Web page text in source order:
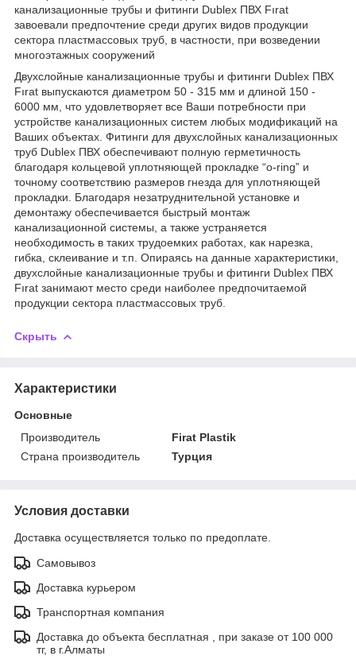
канализационные трубы и фитинги Dublex ПВХ Fırat
завоевали предпочтение среди других видов продукции
сектора пластмассовых труб, в частности, при возведении
многоэтажных сооружений
Двухслойные канализационные трубы и фитинги Dublex ПВХ
Fırat выпускаются диаметром 50 - 315 мм и длиной 150 -
6000 мм, что удовлетворяет все Ваши потребности при
устройстве канализационных систем любых модификаций на
Ваших объектах. Фитинги для двухслойных канализационных
труб Dublex ПВХ обеспечивают полную герметичность
благодаря кольцевой уплотняющей прокладке “o-ring” и
точному соответствию размеров гнезда для уплотняющей
прокладки. Благодаря незатруднительной установке и
демонтажу обеспечивается быстрый монтаж
канализационной системы, а также устраняется
необходимость в таких трудоемких работах, как нарезка,
гибка, склеивание и т.п. Опираясь на данные характеристики,
двухслойные канализационные трубы и фитинги Dublex ПВХ
Fırat занимают место среди наиболее предпочитаемой
продукции сектора пластмассовых труб.
Скрыть
Характеристики
Основные
Производитель
Firat Plastik
Страна производитель
Турция
Условия доставки
Доставка осуществляется только по предоплате.
Самовывоз
Доставка курьером
Транспортная компания
Доставка до объекта бесплатная , при заказе от 100 000
тг, в г.Алматы